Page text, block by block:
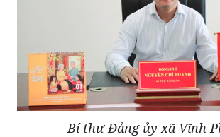
Bí thư Đảng ủy xã Vĩnh